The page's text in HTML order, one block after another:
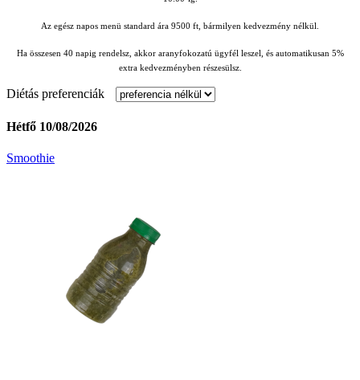
Az egész napos menü standard ára 9500 ft, bármilyen kedvezmény nélkül.
Ha összesen 40 napig rendelsz, akkor aranyfokozatú ügyfél leszel, és automatikusan 5%
extra kedvezményben részesülsz.
Diétás preferenciák
Hétfő 10/08/2026
Smoothie